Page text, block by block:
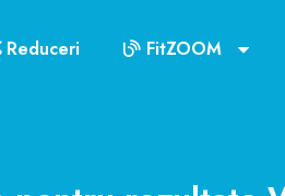
Reduceri FitZOOM